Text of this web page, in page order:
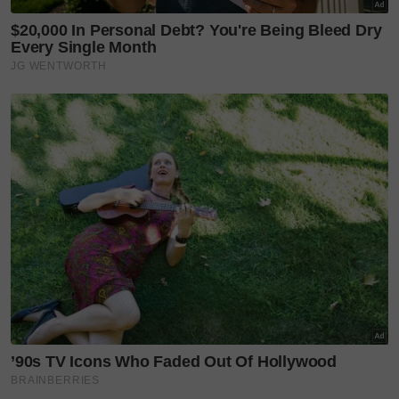
“Sepanjang sembilan bulan kandungan anak kedua
Sepatutnya dia bersalin pada 17 Julai, tetapi pada
11 Julai, dia mengadu pening kepala.
“Keesokan hari, saya bawa ke klinik dan doktor
hanya beri rawatan biasa. Petangnya, dia sekali lagi
mengadu sakit kepala sebelum tiba-tiba diserang
sawan. Ambulans datang dan membawanya ke
hospital terdekat. Pegawai perubatan maklumkan
tekanan darah isteri tinggi,” katanya.